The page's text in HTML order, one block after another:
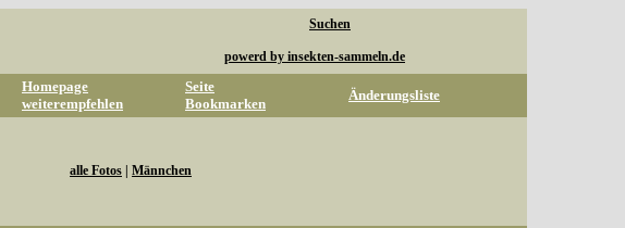
Suchen
powerd by insekten-sammeln.de
Homepage
weiterempfehlen
Seite
Bookmarken
Änderungsliste
alle Fotos Männchen